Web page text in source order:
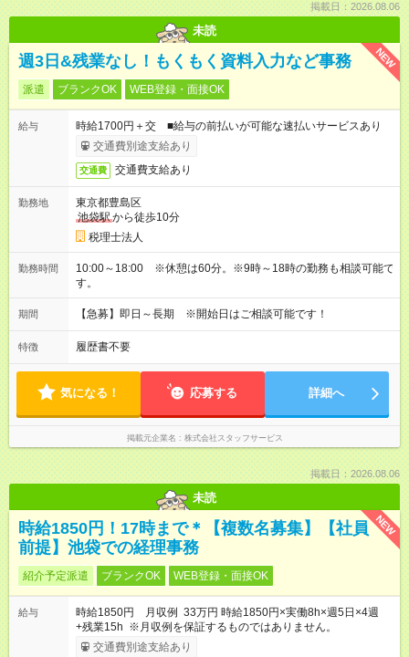
掲載日：2026.08.06
未読
NEW
週3日&残業なし！もくもく資料入力など事務
派遣 ブランクOK WEB登録・面接OK
給与
時給1700円＋交 ■給与の前払いが可能な速払いサービスあり
交通費別途支給あり
交通費 交通費支給あり
勤務地
東京都豊島区
池袋駅から徒歩10分
税理士法人
勤務時間
10:00～18:00 ※休憩は60分。※9時～18時の勤務も相談可能で
す。
期間 【急募】即日～長期 ※開始日はご相談可能です！
特徴 履歴書不要
気になる！ 応募する 詳細へ
掲載元企業名 株式会社スタッフサービス
掲載日：2026.08.06
未読
NEW
時給1850円！17時まで＊【複数名募集】【社員
前提】池袋での経理事務
紹介予定派遣 ブランクOK WEB登録・面接OK
給与
時給1850円 月収例 33万円 時給1850円×実働8h×週5日×4週
+残業15h ※月収例を保証するものではありません。
交通費別途支給あり